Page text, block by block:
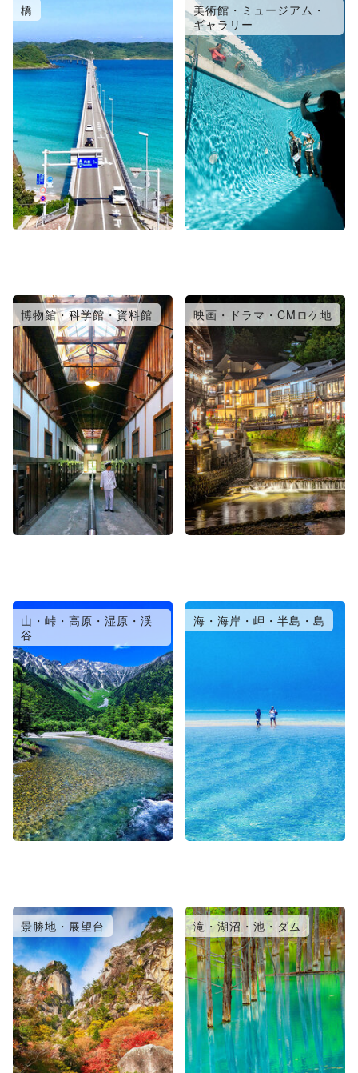
橋
美術館・ミュージアム・
ギャラリー
博物館・科学館・資料館 映画・ドラマ・CMロケ地
山・峠・高原・湿原・渓
谷
海・海岸・岬・半島・島
景勝地・展望台 滝・湖沼・池・ダム